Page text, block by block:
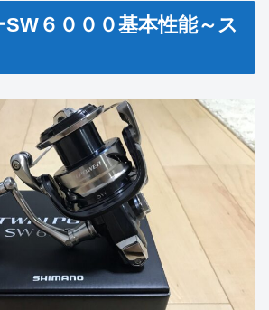
６０００基本性能～ス